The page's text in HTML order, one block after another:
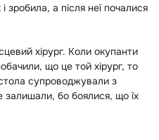
зробила, а після неї почалися
хірург. Коли окупанти
що це той хірург, то
супроводжували з
залишали, бо боялися, що їх